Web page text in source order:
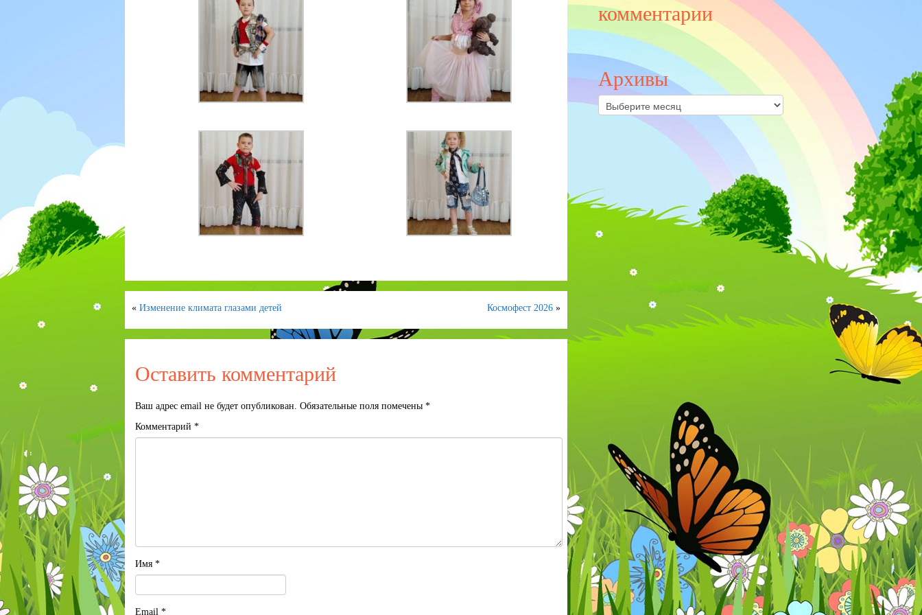
« Изменение климата глазами детей Космофест 2026»
Оставить комментарий
Ваш адрес email не будет опубликован. Обязательные поля помечены *
Комментарий *
Имя *
Email *
комментарии
Архивы
Архивы